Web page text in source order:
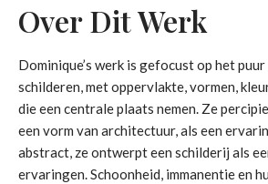
Over Dit Werk
Dominique’s werk is gefocust op het
schilderen, met oppervlakte, vormen,
die een centrale plaats nemen. Ze
een vorm van architectuur, als een
abstract, ze ontwerpt een schilderij als
ervaringen. Schoonheid, immanentie en